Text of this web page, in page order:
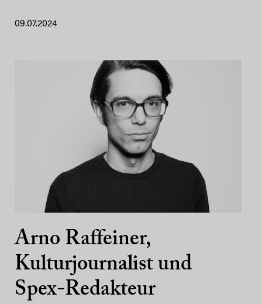
09.07.2024
Arno Raffeiner,
Kulturjournalist und
Spex-Redakteur